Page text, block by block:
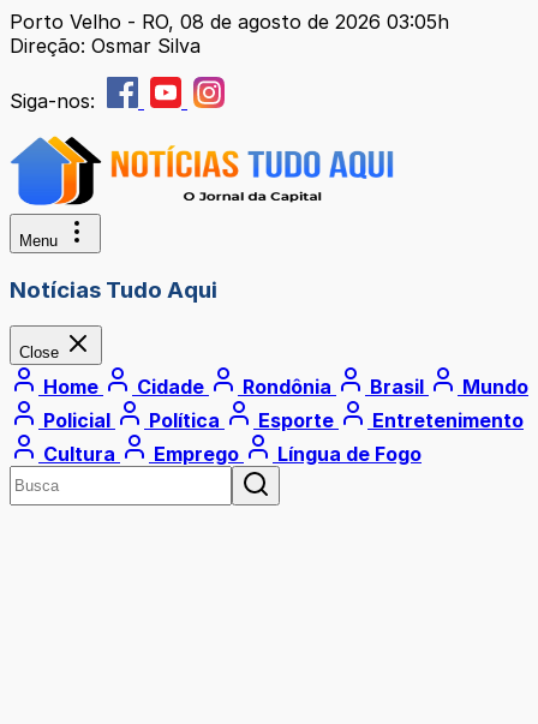
Porto Velho - RO, 08 de agosto de 2026 03:05h
Direção: Osmar Silva
Siga-nos:
Menu
Notícias Tudo Aqui
Close
Home Cidade Rondônia Brasil
Mundo
Policial
Política Esporte
Entretenimento
Cultura
Emprego Língua de Fogo